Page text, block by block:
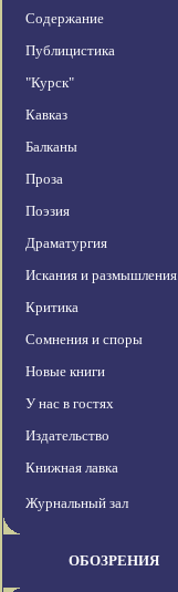
Содержание
Публицистика
"Курск"
Кавказ
Балканы
Проза
Поэзия
Драматургия
Искания и размышления
Критика
Сомнения и споры
Новые книги
У нас в гостях
Издательство
Книжная лавка
Журнальный зал
ОБОЗРЕНИЯ